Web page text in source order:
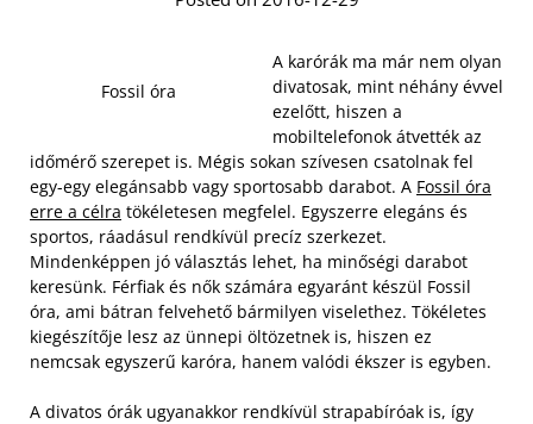
Fossil óra
A karórák ma már nem olyan
divatosak, mint néhány évvel
ezelőtt, hiszen a
mobiltelefonok átvették az
időmérő szerepet is. Mégis sokan szívesen csatolnak fel
egy-egy elegánsabb vagy sportosabb darabot. A Fossil óra
erre a célra tökéletesen megfelel. Egyszerre elegáns és
sportos, ráadásul rendkívül precíz szerkezet.
Mindenképpen jó választás lehet, ha minőségi darabot
keresünk. Férfiak és nők számára egyaránt készül Fossil
óra, ami bátran felvehető bármilyen viselethez. Tökéletes
kiegészítője lesz az ünnepi öltözetnek is, hiszen ez
nemcsak egyszerű karóra, hanem valódi ékszer is egyben.
A divatos órák ugyanakkor rendkívül strapabíróak is, így